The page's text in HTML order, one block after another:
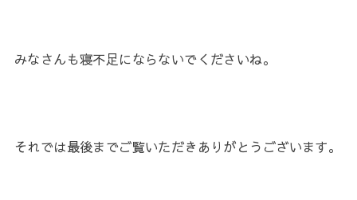
みなさんも寝不足にならないでくださいね。
それでは最後までご覧いただきありがとうございます。